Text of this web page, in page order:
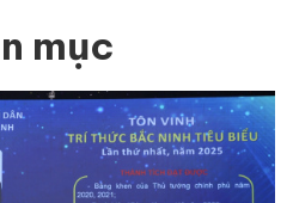
mục